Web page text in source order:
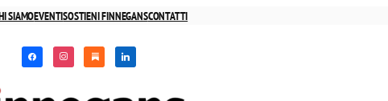
SIAMOEVENTISOSTIENI FINNEGANSCONTATTI
facebookinstagram
substacklinkedin